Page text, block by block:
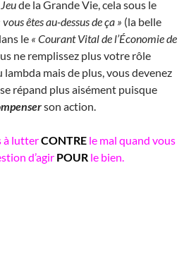
Jeude la Grande Vie, cela sous le
vous êtes au-dessus de ça » (la belle
le « Courant Vital de l’Économie de
ne remplissez plus votre rôle
mais de plus, vous devenez
répand plus aisément puisque
son action.
à lutterCONTRE le mal quand vous
d’agir POUR le bien.